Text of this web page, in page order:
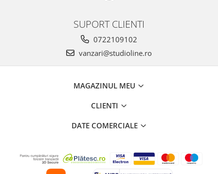
SUPORT CLIENTI
0722109102
vanzari@studioline.ro
MAGAZINUL MEU
CLIENTI
DATE COMERCIALE